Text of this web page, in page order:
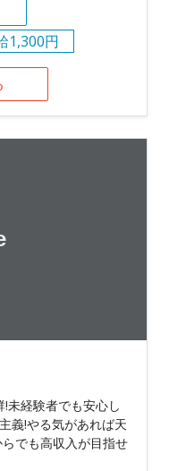
1,300円
未経験者でも安心し
義!やる気があれば天
でも高収入が目指せ